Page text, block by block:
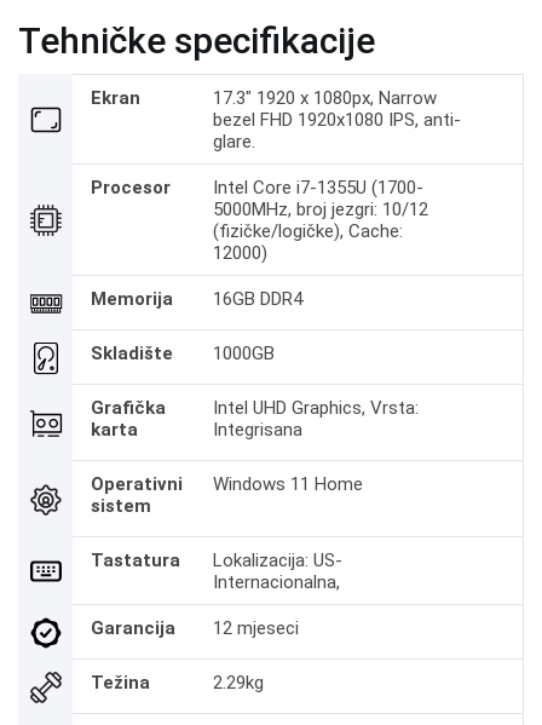
Tehničke specifikacije
Ekran
17.3" 1920 x 1080px, Narrow
bezel FHD 1920x1080 IPS, anti-
glare.
Procesor
Intel Core i7-1355U (1700-
5000MHz, broj jezgri: 10/12
(fizičke/logičke), Cache:
12000)
Memorija 16GB DDR4
Skladište 1000GB
Grafička
karta
Intel UHD Graphics, Vrsta:
Integrisana
Operativni
sistem
Windows 11 Home
Tastatura
Lokalizacija: US-
Internacionalna,
Garancija 12 mjeseci
Težina 2.29kg